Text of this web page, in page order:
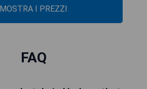
MOSTRA I PREZZI
FAQ